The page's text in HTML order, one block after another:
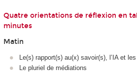
Quatre orientations de réflexion en
minutes
Matin
Le(s) rapport(s) au(x) savoir(s), l’IA et
Le pluriel de médiations